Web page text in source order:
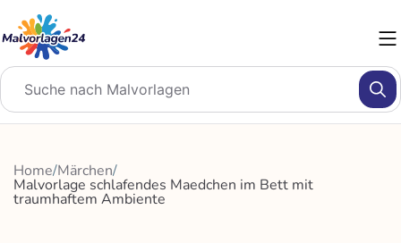
Inhalt
springen
Home/Märchen/
Malvorlage schlafendes Maedchen im Bett mit
traumhaftem Ambiente